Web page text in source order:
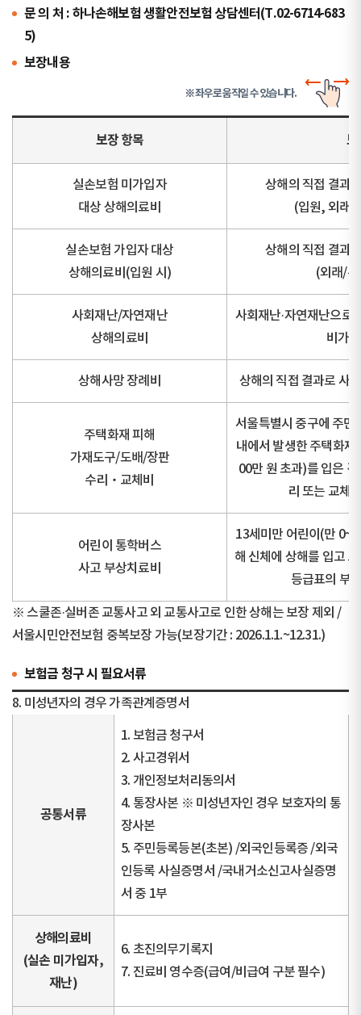
문 의 처 : 하나손해보험 생활안전보험 상담센터(T.02-6714-683
5)
보장내용
※ 좌우로 움직일 수 있습니다.
보장 항목 보
실손보험 미가입자
대상 상해의료비
상해의 직접 결과
(입원, 외래/
실손보험 가입자 대상
상해의료비(입원 시)
상해의 직접 결과
(외래/
사회재난/자연재난
상해의료비
사회재난·자연재난으로
비가
상해사망 장례비 상해의 직접 결과로 사
주택화재 피해
가재도구/도배/장판
수리‧교체비
서울특별시 중구에 주민
내에서 발생한 주택화재
00만 원 초과)를 입은
리 또는 교체
어린이 통학버스
사고 부상치료비
13세미만 어린이(만
해 신체에 상해를 입고
등급표의 부
※ 스쿨존·실버존 교통사고 외 교통사고로 인한 상해는 보장 제외 /
서울시민안전보험 중복보장 가능(보장기간 : 2026.1.1.~12.31.)
보험금 청구 시 필요서류
8. 미성년자의 경우 가족관계증명서
공통서류
1. 보험금 청구서
2. 사고경위서
3. 개인정보처리동의서
4. 통장사본 ※ 미성년자인 경우 보호자의 통
장사본
5. 주민등록등본(초본) /외국인등록증 /외국
인등록 사실증명서 /국내거소신고사실증명
서 중 1부
상해의료비
(실손 미가입자,
재난)
6. 초진의무기록지
7. 진료비 영수증(급여/비급여 구분 필수)